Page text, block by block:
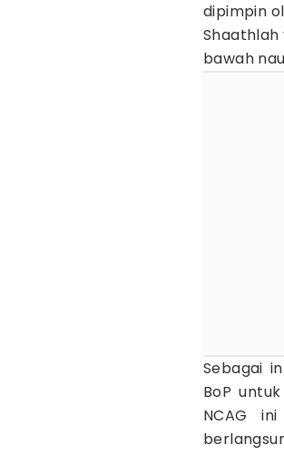
dipimpin
Shaathlah
bawah
Sebagai
BoP
NCAG